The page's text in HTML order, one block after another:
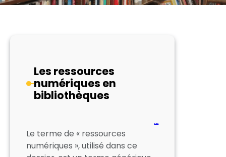
Les ressources
numériques en
bibliothèques
…
Le terme de « ressources
numériques », utilisé dans ce